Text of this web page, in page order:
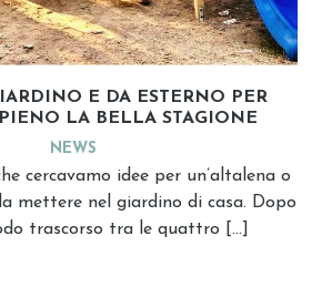
E DA ESTERNO PER
LA BELLA STAGIONE
NEWS
cercavamo idee per un’altalena o
mettere nel giardino di casa. Dopo
trascorso tra le quattro […]